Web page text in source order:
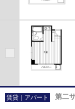
賃貸｜アパート 第二